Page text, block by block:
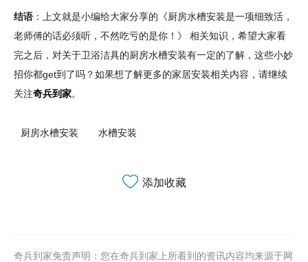
结语 ：上文就是小编给大家分享的《厨房水槽安装是一项细致活，
老师傅的话必须听，不然吃亏的是你！》 相关知识，希望大家看
完之后，对关于卫浴洁具的厨房水槽安装有一定的了解，这些小妙
招你都get到了吗？如果想了解更多的家居安装相关内容，请继续
关注奇兵到家。
厨房水槽安装 水槽安装
添加收藏
奇兵到家免责声明：您在奇兵到家上所看到的资讯内容均来源于网